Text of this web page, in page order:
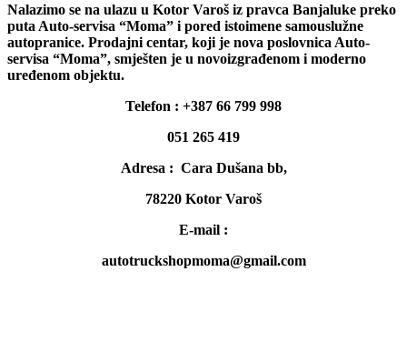
Nalazimo se na ulazu u Kotor Varoš iz pravca Banjaluke preko
puta Auto-servisa “Moma” i pored istoimene samouslužne
autopranice. Prodajni centar, koji je nova poslovnica Auto-
servisa “Moma”, smješten je u novoizgrađenom i moderno
uređenom objektu.
Telefon : +387 66 799 998
051 265 419
Adresa : Cara Dušana bb,
78220 Kotor Varoš
E-mail :
autotruckshopmoma@gmail.com